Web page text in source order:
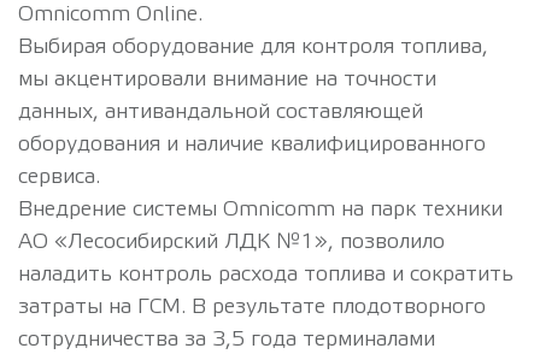
Omnicomm Online.
Выбирая оборудование для контроля топлива,
мы акцентировали внимание на точности
данных, антивандальной составляющей
оборудования и наличие квалифицированного
сервиса.
Внедрение системы Omnicomm на парк техники
АО «Лесосибирский ЛДК №1», позволило
наладить контроль расхода топлива и сократить
затраты на ГСМ. В результате плодотворного
сотрудничества за 3,5 года терминалами